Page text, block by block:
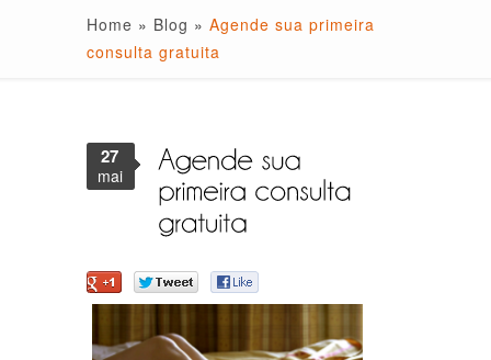
Home » Blog » Agende sua primeira
consulta gratuita
27
mai